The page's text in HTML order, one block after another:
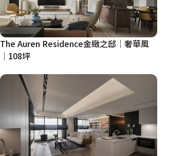
The Auren Residence金緻之邸│奢華風
│108坪